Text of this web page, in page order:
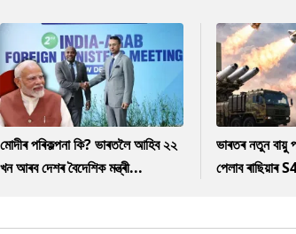
মোদীৰ পৰিকল্পনা কি? ভাৰতলৈ আহিব ২২
খন আৰব দেশৰ বৈদেশিক মন্ত্ৰী...
ভাৰতৰ নতুন বায়ু
পেলাব ৰাছিয়াৰ